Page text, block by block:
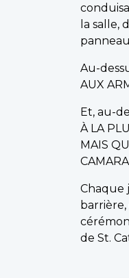
la salle,
Au-
AUX
Et, au-
À LA
MAIS
Chaque
de St.